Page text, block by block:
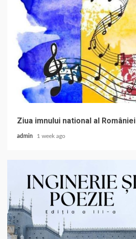
Ziua imnului national al României
admin 1 week ago